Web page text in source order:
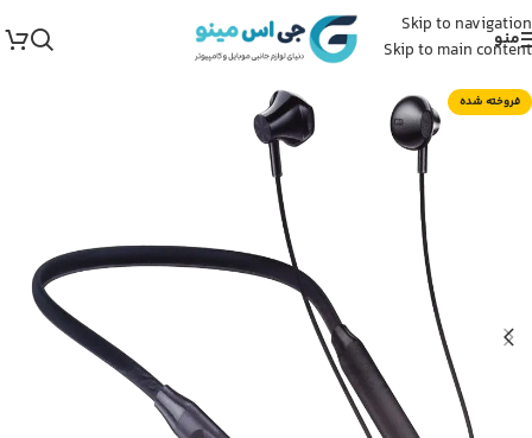
Skip to navigation
Skip to main content
منو
فروخته شده